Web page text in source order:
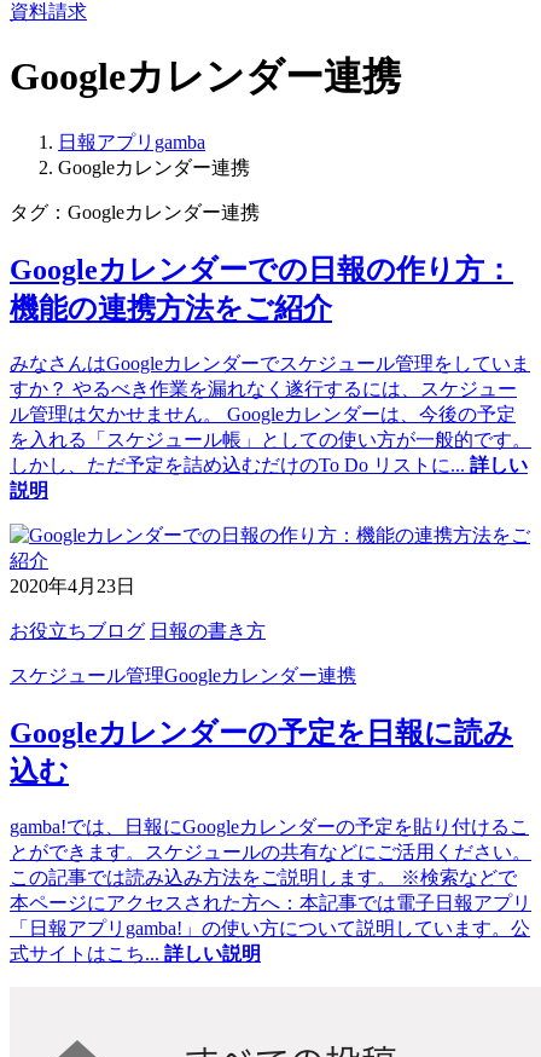
資料請求
Googleカレンダー連携
日報アプリgamba
Googleカレンダー連携
タグ：Googleカレンダー連携
Googleカレンダーでの日報の作り方：
機能の連携方法をご紹介
みなさんはGoogleカレンダーでスケジュール管理をしていま
すか？ やるべき作業を漏れなく遂行するには、スケジュー
ル管理は欠かせません。 Googleカレンダーは、今後の予定
を入れる「スケジュール帳」としての使い方が一般的です。
しかし、ただ予定を詰め込むだけのTo Do リストに... 詳しい
説明
2020年4月23日
お役立ちブログ 日報の書き方
スケジュール管理Googleカレンダー連携
Googleカレンダーの予定を日報に読み
込む
gamba!では、日報にGoogleカレンダーの予定を貼り付けるこ
とができます。スケジュールの共有などにご活用ください。
この記事では読み込み方法をご説明します。 ※検索などで
本ページにアクセスされた方へ：本記事では電子日報アプリ
「日報アプリgamba!」の使い方について説明しています。公
式サイトはこち... 詳しい説明